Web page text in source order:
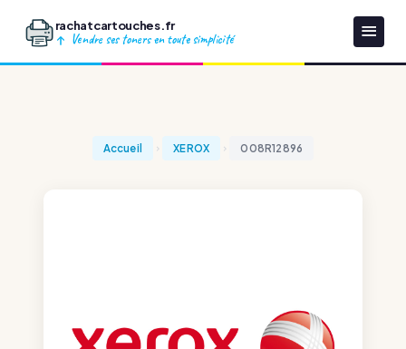
rachatcartouches.fr
Vendre ses toners en toute simplicité
Accueil XEROX 008R12896